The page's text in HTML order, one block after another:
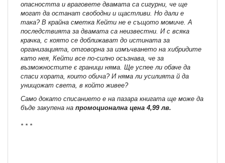
опасността и враговете двамата са сигурни, че ще
могат да останат свободни и щастливи. Но дали е
така? В крайна сметка Кейти не е същото момиче. А
последствията за двамата са неизвестни. И с всяка
крачка, с която се доближават до истината за
организацията, отговорна за измъчването на хибридите
като нея, Кейти все по-силно осъзнава, че за
възможностите є граници няма. Ще успее ли обаче да
спаси хората, които обича? И няма ли усилията й да
унищожат света, в който живее?
Само докато списанието е на пазара книгата ще може да
бъде закупена на промоционална цена 4,99 лв.
* * *